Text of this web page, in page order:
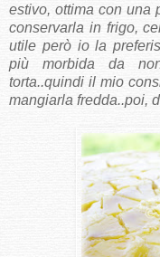
estivo, ottima con una
conservarla in frigo,
utile però io la
più morbida da
torta..quindi il mio
mangiarla fredda..poi,